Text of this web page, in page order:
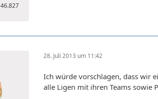
46.827
28. Juli 2013 um 11:42
Ich würde vorschlagen, dass wir
alle Ligen mit ihren Teams sowie